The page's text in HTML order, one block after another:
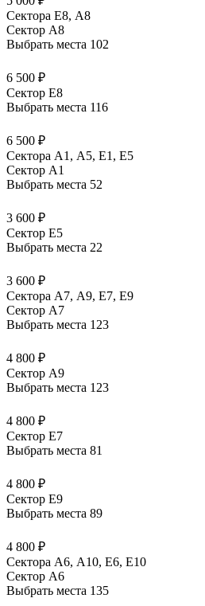
Сектора Е8, А8
Сектор A8
Выбрать места 102
6 500 ₽
Сектор E8
Выбрать места 116
6 500 ₽
Сектора А1, А5, Е1, Е5
Сектор A1
Выбрать места 52
3 600 ₽
Сектор E5
Выбрать места 22
3 600 ₽
Сектора А7, А9, Е7, Е9
Сектор A7
Выбрать места 123
4 800 ₽
Сектор A9
Выбрать места 123
4 800 ₽
Сектор E7
Выбрать места 81
4 800 ₽
Сектор E9
Выбрать места 89
4 800 ₽
Сектора А6, А10, Е6, Е10
Сектор A6
Выбрать места 135